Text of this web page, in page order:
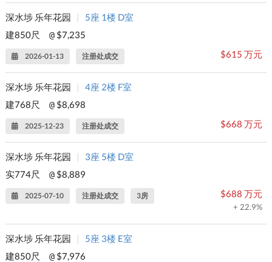
深水埗 乐年花园 |
5座 1楼 D室
建850尺
@ $7,235
2026-01-13 注册处成交 $615 万元
深水埗 乐年花园 |
4座 2楼 F室
建768尺
@ $8,698
2025-12-23 注册处成交 $668 万元
深水埗 乐年花园 |
3座 5楼 D室
实774尺
@ $8,889
2025-07-10 注册处成交 3房 $688 万元
+ 22.9%
深水埗 乐年花园 |
5座 3楼 E室
建850尺
@ $7,976